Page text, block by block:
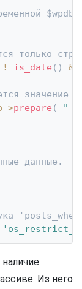
$wpdb.
только
! is_date ( ) &&
значение
->prepare (
"
данные.
Из него